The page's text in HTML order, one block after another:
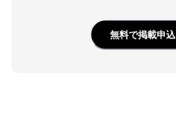
無料で掲載申込